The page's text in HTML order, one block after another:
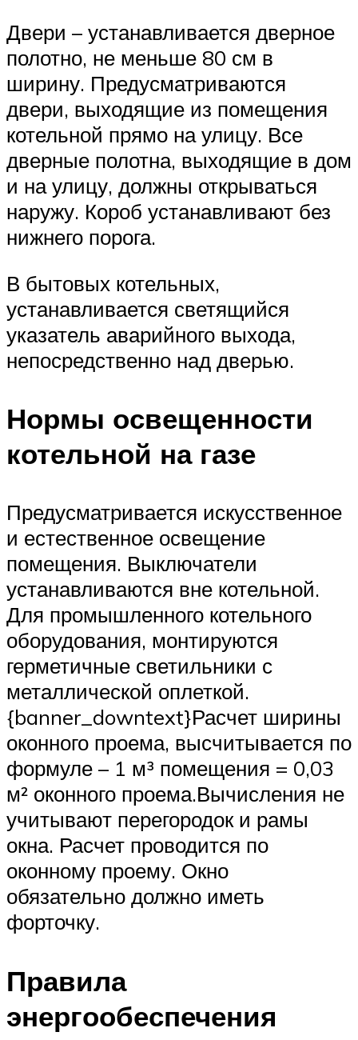
Двери – устанавливается дверное
полотно, не меньше 80 см в
ширину. Предусматриваются
двери, выходящие из помещения
котельной прямо на улицу. Все
дверные полотна, выходящие в дом
и на улицу, должны открываться
наружу. Короб устанавливают без
нижнего порога.
В бытовых котельных,
устанавливается светящийся
указатель аварийного выхода,
непосредственно над дверью.
Нормы освещенности
котельной на газе
Предусматривается искусственное
и естественное освещение
помещения. Выключатели
устанавливаются вне котельной.
Для промышленного котельного
оборудования, монтируются
герметичные светильники с
металлической оплеткой.
{banner_downtext}Расчет ширины
оконного проема, высчитывается по
формуле – 1 м³ помещения = 0,03
м² оконного проема.Вычисления не
учитывают перегородок и рамы
окна. Расчет проводится по
оконному проему. Окно
обязательно должно иметь
форточку.
Правила
энергообеспечения